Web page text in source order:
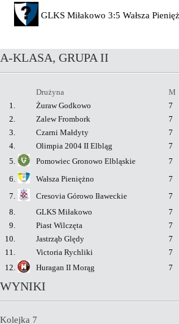
GLKS Miłakowo 3:5 Wałsza
A-KLASA, GRUPA II
Drużyna M
1.
Żuraw Godkowo 7
2.
Zalew Frombork 7
3.
Czarni Małdyty 7
4.
Olimpia 2004 II Elbląg 7
5.
Pomowiec Gronowo Elbląskie 7
6.
Wałsza Pieniężno 7
7.
Cresovia Górowo Iławeckie 7
8.
GLKS Miłakowo 7
9.
Piast Wilczęta 7
10.
Jastrząb Ględy 7
11.
Victoria Rychliki 7
12.
Huragan II Morąg 7
WYNIKI
Kolejka 7